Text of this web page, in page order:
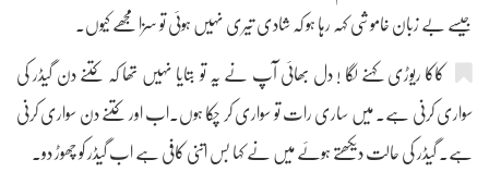
جیسے بے زبان خاموشی کہہ رہا ہو کہ شادی تیری نہیں ہوئی تو سزا مجھے کیوں۔
کاکا ریوڑی کہنے لگا ! دل بھائی آپ نے یہ تو بتایا نہیں تھا کہ کتنے دن گیڈر کی
سواری کرنی ہے۔ میں ساری رات تو سواری کر چکا ہوں۔اب اور کتنے دن سواری کرنی
ہے۔ گیڈر کی حالت دیکھتے ہوئے میں نے کہا بس اتنی کافی ہے اب گیڈر کو چھوڑ دو۔